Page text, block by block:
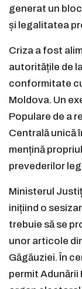
generat un
și legalitatea
Criza a fost
autoritățile de
conformitate
Moldova. Un
Populare de a
Centrală unică
mențină
prevederilor
Ministerul
inițiind o
trebuie să se
unor articole
Găgăuziei. În
permit Adunării